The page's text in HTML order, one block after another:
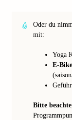
Oder du
mit:
Yoga
E-
Bitte beachte